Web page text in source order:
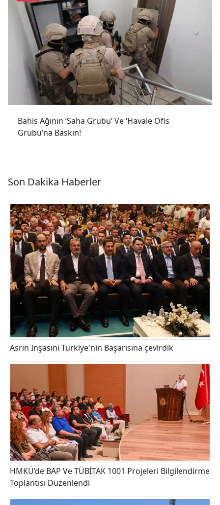
Bahis Ağının ‘Saha Grubu’ Ve ‘Havale Ofis
Grubu’na Baskın!
Son Dakika Haberler
Asrın Inşasını Türkiye'nin Başarısına çevirdik
HMKÜ’de BAP Ve TÜBİTAK 1001 Projeleri Bilgilendirme
Toplantısı Düzenlendi